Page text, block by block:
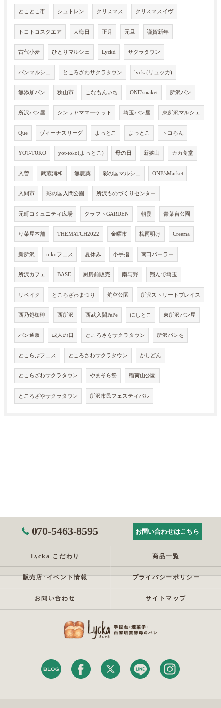
とことこ市 シュトレン クリスマス クリスマスイヴ
トコトコスクエア 大晦日 正月 元旦 謹賀新年
古代小麦 ひとりマルシェ Lyckd サクラタウン
パンマルシェ ところざわサクラタウン lycka(リュッカ)
無添加パン 狭山市 こなもんいち ONE'smaket 所沢パン
所沢パン屋 シンサヤママーケット 埼玉パン屋 東所沢マルシェ
Que ヴィーナスリーグ よっとこ よっとこ トコろん
YOT-TOKO yot-toko(よっとこ) 母の日 新狭山 カカ食堂
入曽 武蔵浦和 無農薬 彩の国マルシェ ONE'sMarket
入間市 彩の国入間公園 所沢ものづくりセンター
元町コミュニティ広場 クラフトGARDEN 朝霞 青葉台公園
り菜屋本舗 THEMATCH2022 金曜市 梅雨明け Creema
新所沢 nikoフェス 夏休み 小手指 南口パーラー
所沢カフェ BASE 厨房前販売 南与野 翔んで埼玉
リベイク ところざわまつり 航空公園 所沢ストリートプレイス
西乃処珈琲 西所沢 西武入間PePe にしとこ 東所沢パン屋
パン通販 成人の日 ところさをサクラタウン 所沢パンを
とこらぶフェス ところさわサクラタウン かしどん
とこらざわサクラタウン やまそら祭 稲荷山公園
ところざやサクラタウン 所沢市民フェスティバル
070-5463-8595 お問い合わせはこちら
Lycka こだわり 商品一覧
販売店･イベント情報 プライバシーポリシー
お問い合わせ サイトマップ